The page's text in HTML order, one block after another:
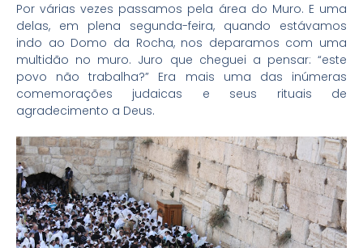
Por várias vezes passamos pela área do Muro. E uma
delas, em plena segunda-feira, quando estávamos
indo ao Domo da Rocha, nos deparamos com uma
multidão no muro. Juro que cheguei a pensar: “este
povo não trabalha?” Era mais uma das inúmeras
comemorações judaicas e seus rituais de
agradecimento a Deus.